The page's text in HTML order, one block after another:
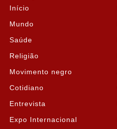
Início
Mundo
Saúde
Religião
Movimento negro
Cotidiano
Entrevista
Expo Internacional